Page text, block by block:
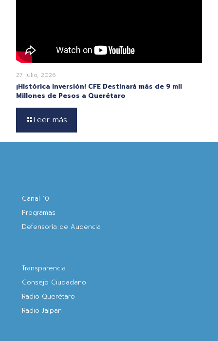
27 julio, 2026
¡Histórica Inversión! CFE Destinará más de 9 mil
Millones de Pesos a Querétaro
Leer más
Canal 10
Programas
Defensoría de Audencia
Transparencia
Consejo Ciudadano
Radio Querétaro
Radio Jalpan